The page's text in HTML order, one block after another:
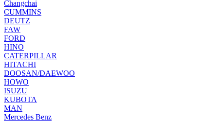
Changchai
CUMMINS
DEUTZ
FAW
FORD
HINO
CATERPILLAR
HITACHI
DOOSAN/DAEWOO
HOWO
ISUZU
KUBOTA
MAN
Mercedes Benz